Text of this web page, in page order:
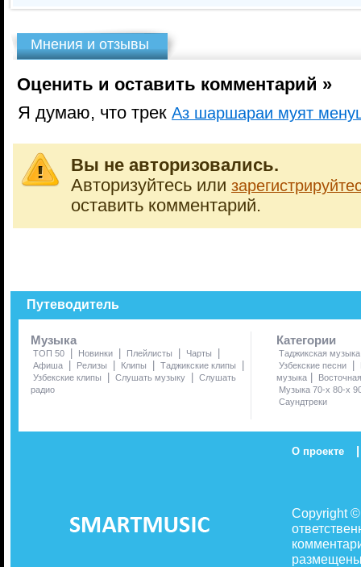
Мнения и отзывы
Оценить и оставить комментарий »
Я думаю, что трек Аз шаршараи муят
Вы не авторизовались.
Авторизуйтесь или
оставить комментарий.
Путеводитель
Музыка
ТОП 50 | Новинки | Плейлисты | Чарты |
Афиша | Релизы | Клипы | Таджикские клипы |
Узбекские клипы | Слушать музыку | Слушать
радио
Категории
Таджикская музыка
Узбекские песни
|
музыка |
Музыка 70-х 80-х
Саундтреки
О проекте |
Copyright
размещены